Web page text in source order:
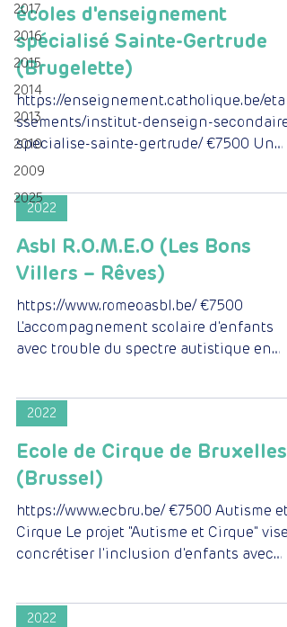
2017
2016
2015
2014
2013
2010
2009
2025
écoles d'enseignement
spécialisé Sainte-Gertrude
(Brugelette)
https://enseignement.catholique.be/
ssements/institut-denseign-secondaire-
specialise-sainte-gertrude/ €7500 Un
gymnase interactif...
2022
Asbl R.O.M.E.O (Les Bons
Villers – Rêves)
https://www.romeoasbl.be/ €7500
L'accompagnement scolaire d'enfants
avec trouble du spectre autistique en
2022
Ecole de Cirque de Bruxelles
(Brussel)
https://www.ecbru.be/ €7500 Autisme et
Cirque Le projet "Autisme et Cirque" vise
concrétiser l'inclusion d'enfants avec
2022